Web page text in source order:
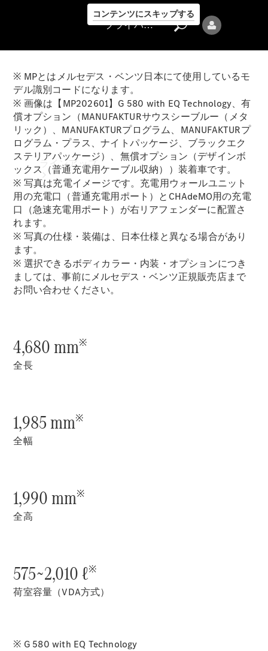
コンテンツにスキップする
プライバシ
ーポリシー
ラインアップ
Mercedes-Benz
New models
Sedan
Sedan
C-Class
Sedan
S-Class
Sedan
Mercedes-
プライバシーポリシー
※ MPとはメルセデス・ベンツ日本にて使用しているモ
デル識別コードになります。
※ 画像は【MP202601】G 580 with EQ Technology、有
償オプション（MANUFAKTURサウスシーブルー（メタ
リック）、MANUFAKTURプログラム、MANUFAKTURプ
ログラム・プラス、ナイトパッケージ、ブラックエク
ステリアパッケージ）、無償オプション（デザインボ
ックス（普通充電用ケーブル収納））装着車です。
※ 写真は充電イメージです。充電用ウォールユニット
用の充電口（普通充電用ポート）とCHAdeMO用の充電
口（急速充電用ポート）が右リアフェンダーに配置さ
れます。
※ 写真の仕様・装備は、日本仕様と異なる場合があり
ます。
※ 選択できるボディカラー・内装・オプションにつき
ましては、事前にメルセデス・ベンツ正規販売店まで
お問い合わせください。
4,680 mm※
全長
1,985 mm※
全幅
1,990 mm※
全高
575~2,010 ℓ※
荷室容量（VDA方式）
※ G 580 with EQ Technology